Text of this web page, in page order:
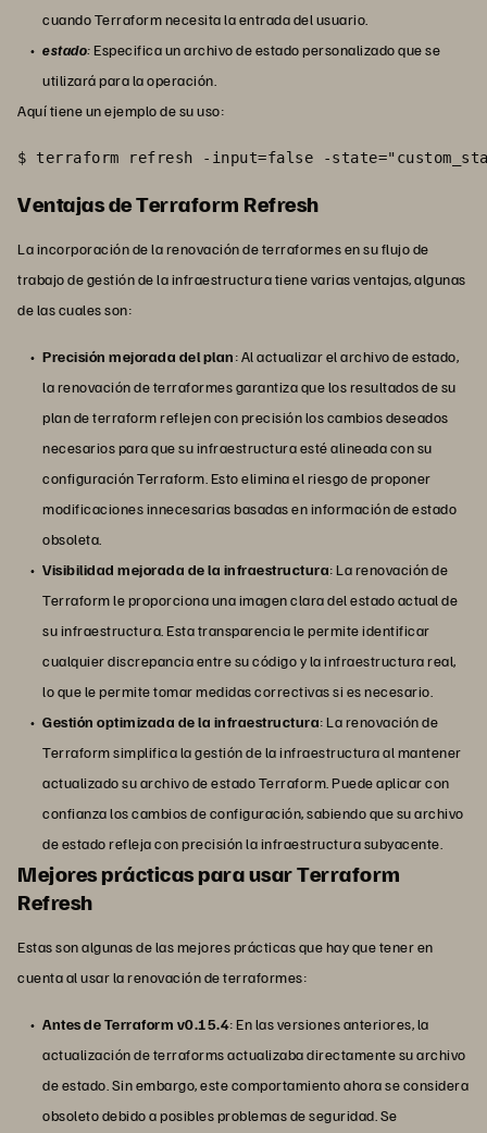
cuando Terraform necesita la entrada del usuario.
estado:Especifica un archivo de estado personalizado que se
utilizará para la operación.
Aquí tiene un ejemplo de su uso:
$ terraform refresh -input=false -
Ventajas de Terraform Refresh
La incorporación de la renovación de terraformes en su flujo de
trabajo de gestión de la infraestructura tiene varias ventajas, algunas
de las cuales son:
Precisión mejorada del plan: Al actualizar el archivo de estado,
la renovación de terraformes garantiza que los resultados de su
plan de terraform reflejen con precisión los cambios deseados
necesarios para que su infraestructura esté alineada con su
configuración Terraform. Esto elimina el riesgo de proponer
modificaciones innecesarias basadas en información de estado
obsoleta.
Visibilidad mejorada de la infraestructura: La renovación de
Terraform le proporciona una imagen clara del estado actual de
su infraestructura. Esta transparencia le permite identificar
cualquier discrepancia entre su código y la infraestructura real,
lo que le permite tomar medidas correctivas si es necesario.
Gestión optimizada de la infraestructura: La renovación de
Terraform simplifica la gestión de la infraestructura al mantener
actualizado su archivo de estado Terraform. Puede aplicar con
confianza los cambios de configuración, sabiendo que su archivo
de estado refleja con precisión la infraestructura subyacente.
Mejores prácticas para usar Terraform
Refresh
Estas son algunas de las mejores prácticas que hay que tener en
cuenta al usar la renovación de terraformes:
Antes de Terraform v0.15.4: En las versiones anteriores, la
actualización de terraforms actualizaba directamente su archivo
de estado. Sin embargo, este comportamiento ahora se considera
obsoleto debido a posibles problemas de seguridad. Se